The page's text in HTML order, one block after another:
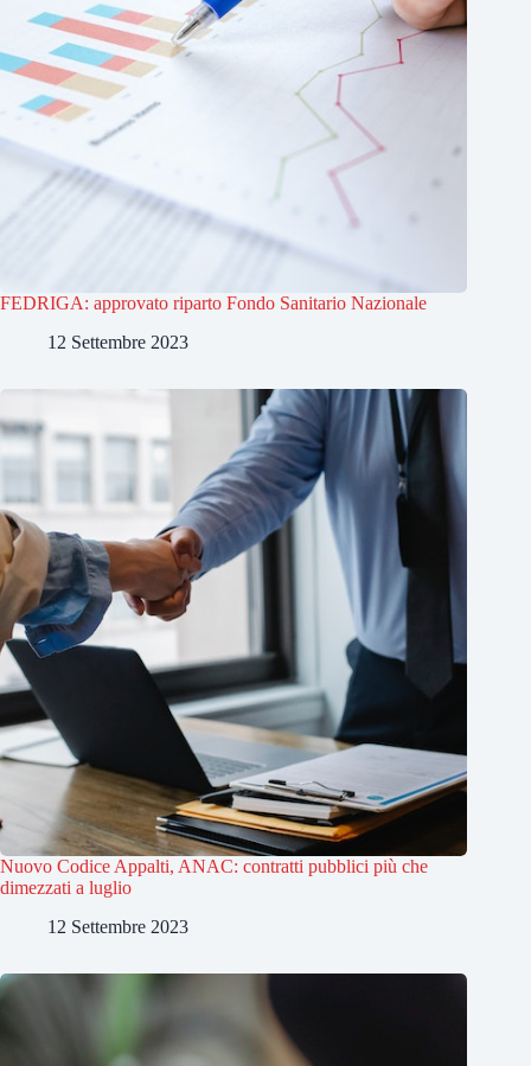
FEDRIGA: approvato riparto Fondo Sanitario Nazionale
12 Settembre 2023
Nuovo Codice Appalti, ANAC: contratti pubblici più che
dimezzati a luglio
12 Settembre 2023